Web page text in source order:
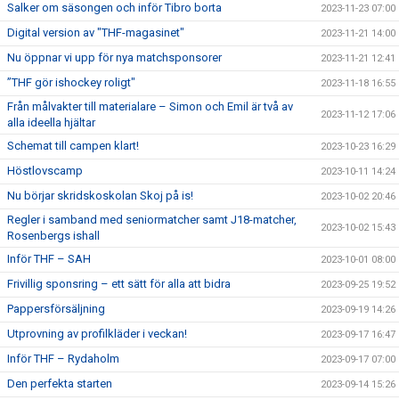
Salker om säsongen och inför Tibro borta 2023-11-23 07:00
Digital version av "THF-magasinet" 2023-11-21 14:00
Nu öppnar vi upp för nya matchsponsorer 2023-11-21 12:41
”THF gör ishockey roligt" 2023-11-18 16:55
Från målvakter till materialare – Simon och Emil är två av
alla ideella hjältar
2023-11-12 17:06
Schemat till campen klart! 2023-10-23 16:29
Höstlovscamp 2023-10-11 14:24
Nu börjar skridskoskolan Skoj på is! 2023-10-02 20:46
Regler i samband med seniormatcher samt J18-matcher,
Rosenbergs ishall
2023-10-02 15:43
Inför THF – SAH 2023-10-01 08:00
Frivillig sponsring – ett sätt för alla att bidra 2023-09-25 19:52
Pappersförsäljning 2023-09-19 14:26
Utprovning av profilkläder i veckan! 2023-09-17 16:47
Inför THF – Rydaholm 2023-09-17 07:00
Den perfekta starten 2023-09-14 15:26